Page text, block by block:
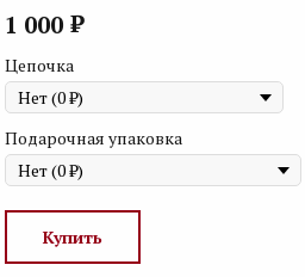
1 000 ₽
Цепочка
Подарочная упаковка
Купить